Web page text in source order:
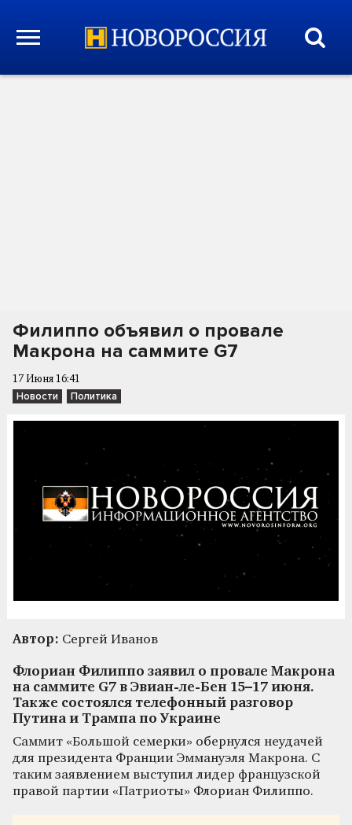
Филиппо объявил о провале
Макрона на саммите G7
17 Июня 16:41
Новости Политика
Автор: Сергей Иванов
Флориан Филиппо заявил о провале Макрона
на саммите G7 в Эвиан-ле-Бен 15–17 июня.
Также состоялся телефонный разговор
Путина и Трампа по Украине
Саммит «Большой семерки» обернулся неудачей
для президента Франции Эммануэля Макрона. С
таким заявлением выступил лидер французской
правой партии «Патриоты» Флориан Филиппо.